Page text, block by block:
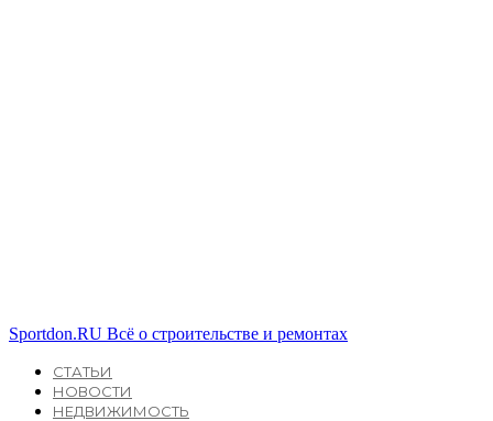
Sportdon.RU Всё о строительстве и ремонтах
СТАТЬИ
НОВОСТИ
НЕДВИЖИМОСТЬ